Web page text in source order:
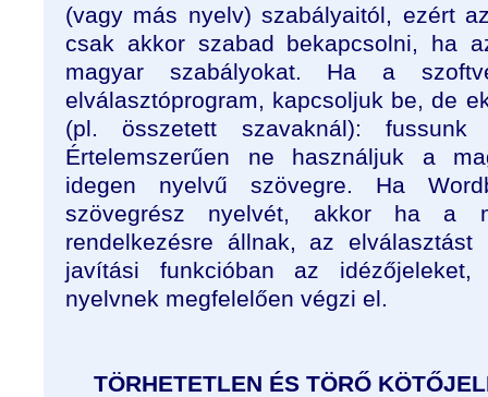
(vagy más nyelv) szabályaitól, ezért
csak akkor szabad bekapcsolni, ha
magyar szabályokat. Ha a
elválasztóprogram, kapcsoljuk be, de
(pl. összetett szavaknál):
Értelemszerűen ne használjuk a
idegen nyelvű szövegre. Ha
szövegrész nyelvét, akkor ha a
rendelkezésre állnak, az elválasztást
javítási funkcióban az
nyelvnek megfelelően végzi el.
TÖRHETETLEN ÉS TÖRŐ